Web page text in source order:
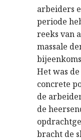
arbeiders
periode
reeks van
massale
Het was
concrete
de
de
bracht de